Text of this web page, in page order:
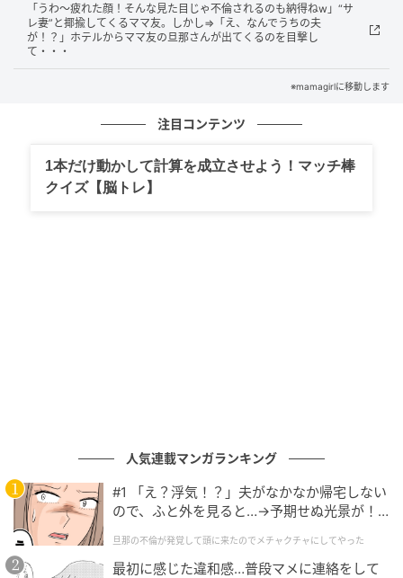
エネルギー満タンで、すぐにでも外出をしたくなるで
しょう。やる気にも溢れ、高い目標に向けて邁進する
でしょう。今日はお肉料理などでエネルギーを補給す
ることをオススメします。野菜も一緒に摂ることを忘
れずに。
「うわ～疲れた顔！そんな見た目じゃ不倫されるのも納得ねw」“サ
レ妻”と揶揄してくるママ友。しかし⇒「え、なんでうちの夫
が！？」ホテルからママ友の旦那さんが出てくるのを目撃し
て・・・
※mamagirlに移動します
注目コンテンツ
1本だけ動かして計算を成立させよう！マッチ棒
クイズ【脳トレ】
人気連載マンガランキング
#1 「え？浮気！？」夫がなかなか帰宅しない
ので、ふと外を見ると…→予期せぬ光景が！
クチャにしてやった
旦那の不倫が発覚して頭に来たのでメチャクチャにしてやった
最初に感じた違和感…普段マメに連絡をして